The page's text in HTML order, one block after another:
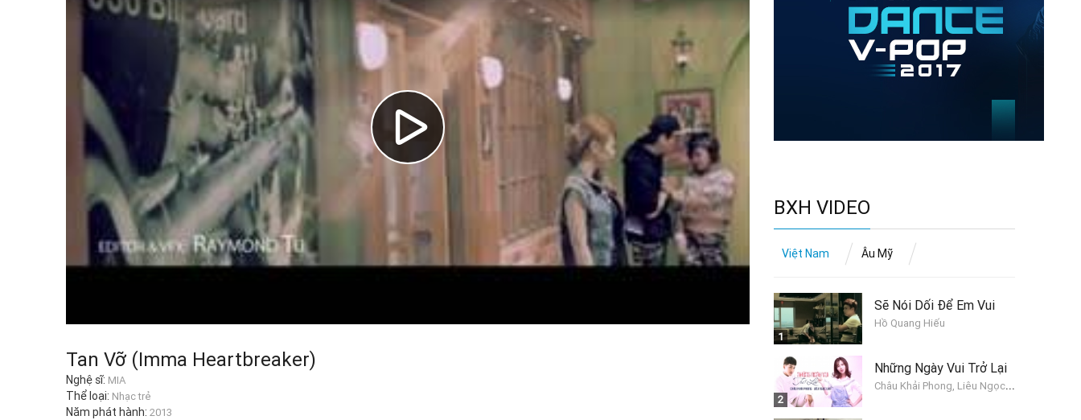
Tan Vỡ (Imma Heartbreaker)
Nghệ sĩ: MIA
Thể loại: Nhạc trẻ
Năm phát hành: 2013
BXH VIDEO
Việt Nam Âu Mỹ
1
Sẽ Nói Dối Để Em Vui
Hồ Quang Hiếu
2
Những Ngày Vui Trở Lại
C
hâu Khải Phong, Liêu Ngọc Lan